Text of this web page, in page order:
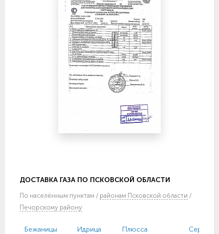
ДОСТАВКА ГАЗА ПО ПСКОВСКОЙ ОБЛАСТИ
По населённым пунктам / районам Псковской области /
Печорскому району
Бежаницы
Идрица
Плюсса
Серёдка